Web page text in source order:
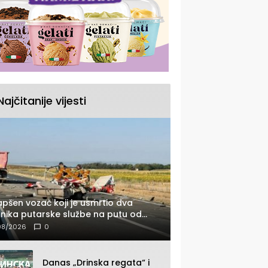
vijesti
vozač koji je usmrtio dva
putarske službe na putu od
prema Šapcu (FOTO)
2026 0
Danas „Drinska regata“ i